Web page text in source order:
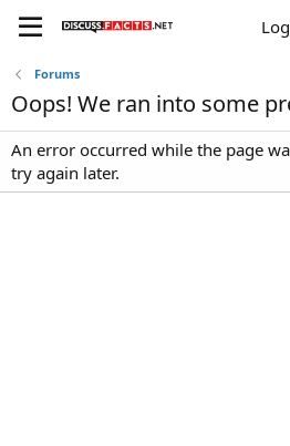
Forums
Oops! We ran into some
An error occurred while the page
try again later.